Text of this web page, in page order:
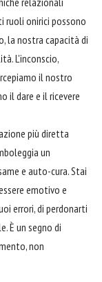
ruoli onirici possono
la nostra capacità di
L'inconscio,
il nostro
il dare e il ricevere
più diretta
un
e auto-cura. Stai
emotivo e
errori, di perdonarti
È un segno di
non